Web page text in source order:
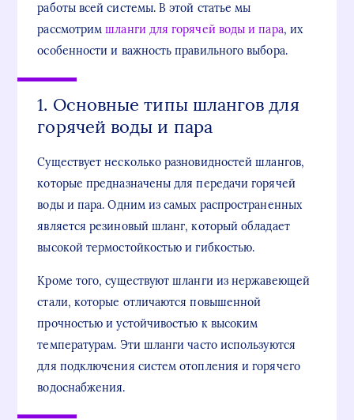
работы всей системы. В этой статье мы
рассмотримшланги для горячей воды и пара, их
особенности и важность правильного выбора.
1. Основные типы шлангов для
горячей воды и пара
Существует несколько разновидностей шлангов,
которые предназначены для передачи горячей
воды и пара. Одним из самых распространенных
является резиновый шланг, который обладает
высокой термостойкостью и гибкостью.
Кроме того, существуют шланги из нержавеющей
стали, которые отличаются повышенной
прочностью и устойчивостью к высоким
температурам. Эти шланги часто используются
для подключения систем отопления и горячего
водоснабжения.